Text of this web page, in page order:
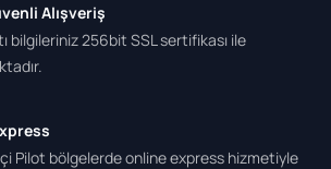
Alışveriş
bilgileriniz 256bit SSL sertifikası ile
Pilot bölgelerde online express hizmetiyle